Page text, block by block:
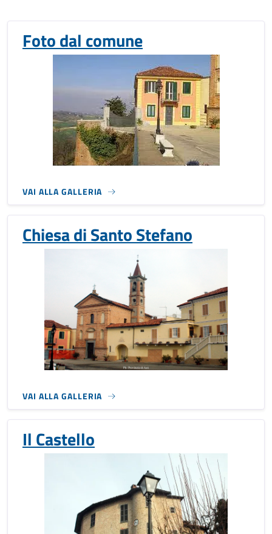
Foto dal comune
VAI ALLA GALLERIA
Chiesa di Santo Stefano
VAI ALLA GALLERIA
Il Castello